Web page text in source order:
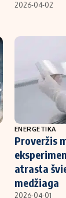
2026-04-02
ENERGETIKA
Proveržis
atrasta
medžiaga
2026-04-01